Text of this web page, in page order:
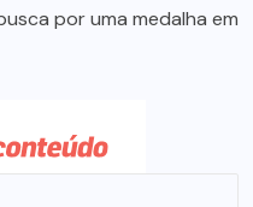
por uma medalha em